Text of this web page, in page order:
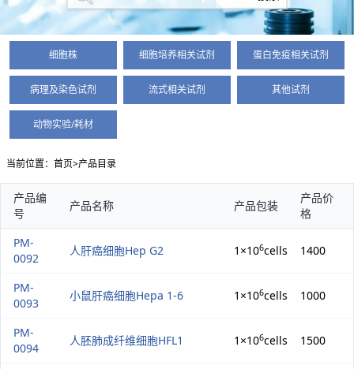
细胞株 细胞培养相关试剂 蛋白免疫相关试剂
病理及染色试剂 流式相关试剂 其他试剂
动物实验/耗材
当前位置：首页>产品目录
产品编
号
产品名称 产品包装
产品价
格
PM-
0092
人肝癌细胞Hep G2 1×106cells 1400
PM-
0093
小鼠肝癌细胞Hepa 1-6 1×106cells 1000
PM-
0094
人胚肺成纤维细胞HFL1 1×106cells 1500